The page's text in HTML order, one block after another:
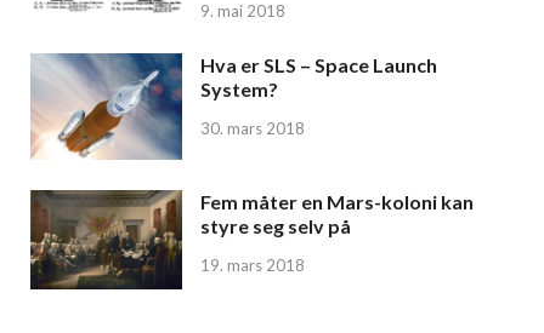
9. mai 2018
Hva er SLS – Space Launch
System?
30. mars 2018
Fem måter en Mars-koloni kan
styre seg selv på
19. mars 2018